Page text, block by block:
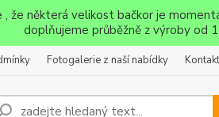
, že některá velikost bačkor je
doplňujeme průběžně z výroby od
Fotogalerie z naší nabídky